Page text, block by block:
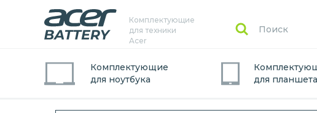
Комплектующие
для техники
Acer
Комплектующие
для ноутбука
для планшета